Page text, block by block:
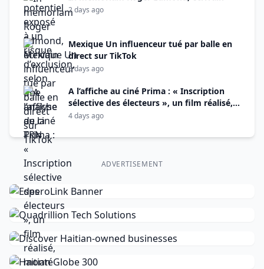
2 days ago
Mexique Un influenceur tué par balle en
direct sur TikTok
3 days ago
A l’affiche au ciné Prima : « Inscription
sélective des électeurs », un film réalisé,
monté et produit par Alix Didier Fils-Aimé
4 days ago
ADVERTISEMENT